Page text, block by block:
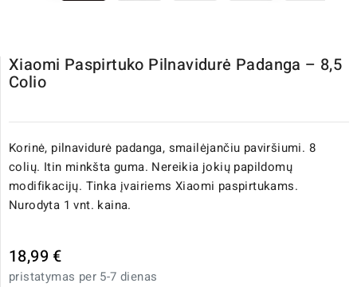
Xiaomi Paspirtuko Pilnavidurė Padanga – 8,5
Colio
Korinė, pilnavidurė padanga, smailėjančiu paviršiumi. 8
colių. Itin minkšta guma. Nereikia jokių papildomų
modifikacijų. Tinka įvairiems Xiaomi paspirtukams.
Nurodyta 1 vnt. kaina.
18,99 €
pristatymas per 5-7 dienas